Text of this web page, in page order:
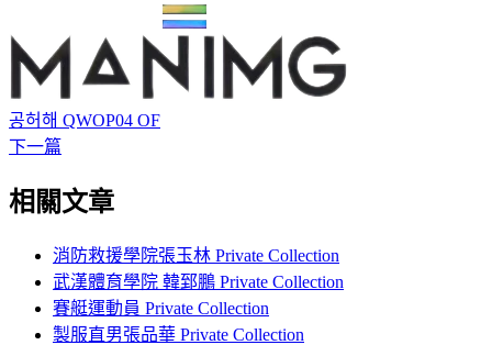
공허해 QWOP04 OF
下一篇
相關文章
消防救援學院張玉林 Private Collection
武漢體育學院 韓郅鵬 Private Collection
賽艇運動員 Private Collection
製服直男張品華 Private Collection